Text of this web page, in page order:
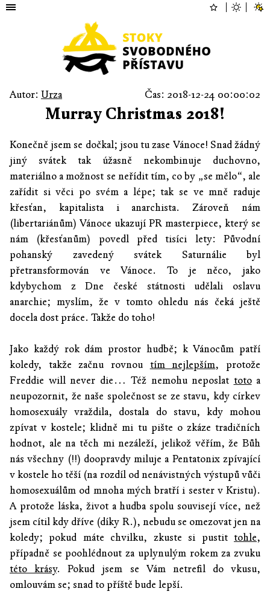
Autor: Urza Čas: 2018-12-24 00:00:02
Murray Christmas 2018!
Konečně jsem se dočkal; jsou tu zase Vánoce! Snad žádný
jiný svátek tak úžasně nekombinuje duchovno,
materiálno a možnost se neřídit tím, co by „se mělo“, ale
zařídit si věci po svém a lépe; tak se ve mně raduje
křesťan, kapitalista i anarchista. Zároveň nám
(libertariánům) Vánoce ukazují PR masterpiece, který se
nám (křesťanům) povedl před tisíci lety: Původní
pohanský zavedený svátek Saturnálie byl
přetransformován ve Vánoce. To je něco, jako
kdybychom z Dne české státnosti udělali oslavu
anarchie; myslím, že v tomto ohledu nás čeká ještě
docela dost práce. Takže do toho!
Jako každý rok dám prostor hudbě; k Vánocům patří
koledy, takže začnu rovnou tím nejlepším, protože
Freddie will never die… Též nemohu neposlat totoa
neupozornit, že naše společnost se ze stavu, kdy církev
homosexuály vraždila, dostala do stavu, kdy mohou
zpívat v kostele; klidně mi tu pište o zkáze tradičních
hodnot, ale na těch mi nezáleží, jelikož věřím, že Bůh
nás všechny (!!) doopravdy miluje a Pentatonix zpívající
v kostele ho těší (na rozdíl od nenávistných výstupů vůči
homosexuálům od mnoha mých bratří i sester v Kristu).
A protože láska, život a hudba spolu souvisejí více, než
jsem cítil kdy dříve (díky R.), nebudu se omezovat jen na
koledy; pokud máte chvilku, zkuste si pustit tohle,
případně se poohlédnout za uplynulým rokem za zvuku
této krásy. Pokud jsem se Vám netrefil do vkusu,
omlouvám se; snad to příště bude lepší.